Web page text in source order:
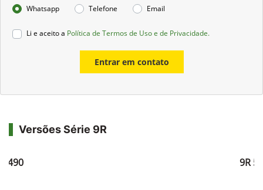
Whatsapp Telefone Email
Li e aceito a Política de Termos de Uso e de Privacidade.
Entrar em contato
Versões Série 9R
490 9R